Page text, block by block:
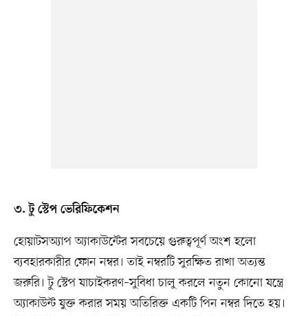
৩. টু স্টেপ ভেরিফিকেশন
হোয়াটসঅ্যাপ অ্যাকাউন্টের সবচেয়ে গুরুত্বপূর্ণ অংশ হলো
ব্যবহারকারীর ফোন নম্বর। তাই নম্বরটি সুরক্ষিত রাখা অত্যন্ত
জরুরি। টু স্টেপ যাচাইকরণ–সুবিধা চালু করলে নতুন কোনো যন্ত্রে
অ্যাকাউন্ট যুক্ত করার সময় অতিরিক্ত একটি পিন নম্বর দিতে হয়।